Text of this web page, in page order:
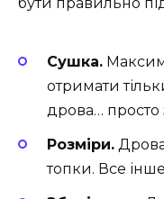
Сушка.
отримати
дрова… просто
Розміри.
топки. Все